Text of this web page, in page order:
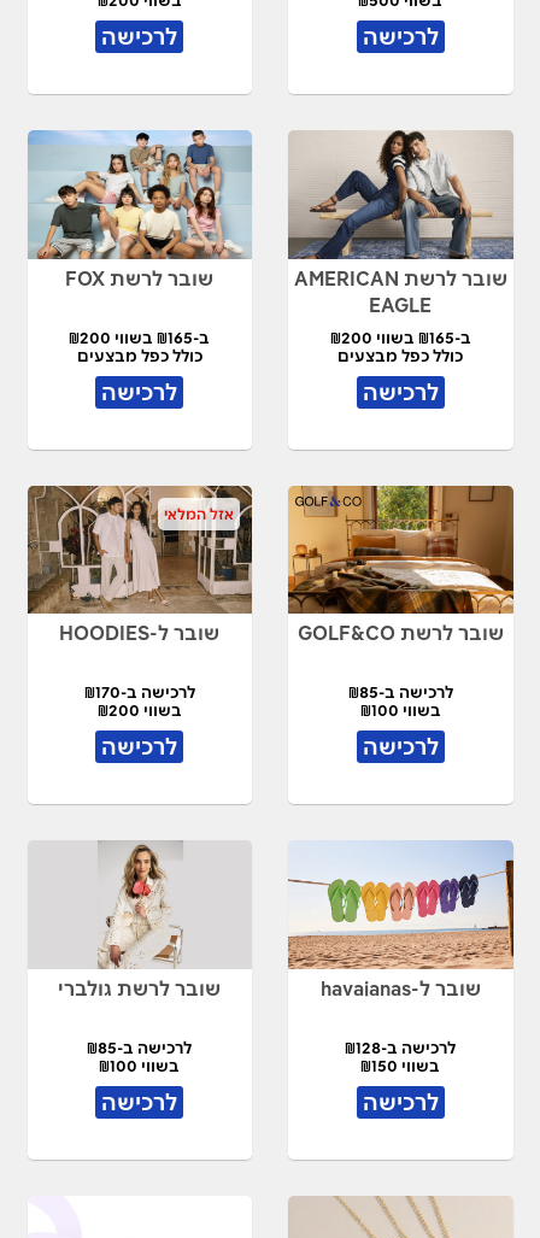
לרכישה לרכישה
שובר לרשת AMERICAN
EAGLE
ב-₪165 בשווי ₪200
כולל כפל מבצעים
לרכישה
שובר לרשת FOX
ב-₪165 בשווי ₪200
כולל כפל מבצעים
לרכישה
שובר לרשת GOLF&CO
לרכישה ב-₪85
בשווי ₪100
לרכישה
שובר ל-HOODIES
לרכישה ב-₪170
בשווי ₪200
לרכישה
אזל המלאי
שובר ל-havaianas
לרכישה ב-₪128
בשווי ₪150
לרכישה
שובר לרשת גולברי
לרכישה ב-₪85
בשווי ₪100
לרכישה